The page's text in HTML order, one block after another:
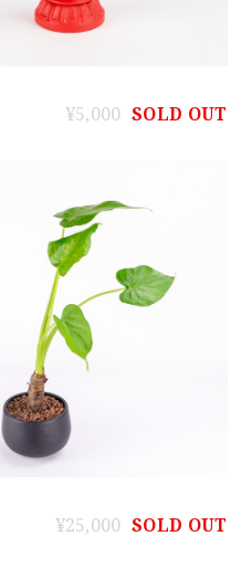
¥5,000 SOLD OUT
¥25,000 SOLD OUT